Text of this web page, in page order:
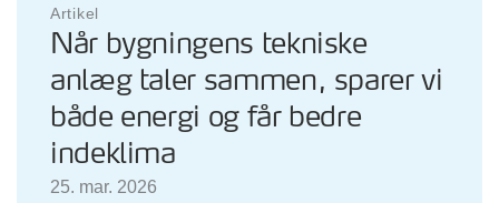
Artikel
Når bygningens tekniske
anlæg taler sammen, sparer vi
både energi og får bedre
indeklima
25. mar. 2026